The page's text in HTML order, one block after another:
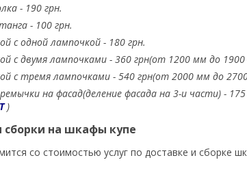
- 190 грн.
- 100 грн.
с одной лампочкой - 180 грн.
с двумя лампочками - 360 грн(от 1200 мм до
с тремя лампочками - 540 грн(от 2000 мм до
на фасад(деление фасада на 3-и части) -
)
сборки на шкафы купе
со стоимостью услуг по доставке и сборке